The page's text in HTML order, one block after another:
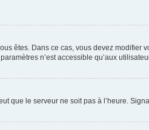
êtes. Dans ce cas, vous devez
n’est accessible qu’aux
que le serveur ne soit pas à l’heure.